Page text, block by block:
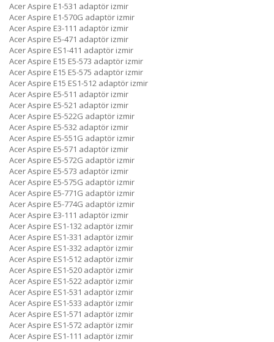
Acer Aspire E1-531 adaptör izmir
Acer Aspire E1-570G adaptör izmir
Acer Aspire E3-111 adaptör izmir
Acer Aspire E5-471 adaptör izmir
Acer Aspire ES1-411 adaptör izmir
Acer Aspire E15 E5-573 adaptör izmir
Acer Aspire E15 E5-575 adaptör izmir
Acer Aspire E15 ES1-512 adaptör izmir
Acer Aspire E5-511 adaptör izmir
Acer Aspire E5-521 adaptör izmir
Acer Aspire E5-522G adaptör izmir
Acer Aspire E5-532 adaptör izmir
Acer Aspire E5-551G adaptör izmir
Acer Aspire E5-571 adaptör izmir
Acer Aspire E5-572G adaptör izmir
Acer Aspire E5-573 adaptör izmir
Acer Aspire E5-575G adaptör izmir
Acer Aspire E5-771G adaptör izmir
Acer Aspire E5-774G adaptör izmir
Acer Aspire E3-111 adaptör izmir
Acer Aspire ES1-132 adaptör izmir
Acer Aspire ES1-331 adaptör izmir
Acer Aspire ES1-332 adaptör izmir
Acer Aspire ES1-512 adaptör izmir
Acer Aspire ES1-520 adaptör izmir
Acer Aspire ES1-522 adaptör izmir
Acer Aspire ES1-531 adaptör izmir
Acer Aspire ES1-533 adaptör izmir
Acer Aspire ES1-571 adaptör izmir
Acer Aspire ES1-572 adaptör izmir
Acer Aspire ES1-111 adaptör izmir